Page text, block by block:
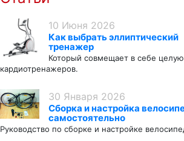
10 Июня 2026
Как выбрать эллиптический
тренажер
Который совмещает в себе
кардиотренажеров.
30 Января 2026
Сборка и настройка
самостоятельно
Руководство по сборке и настройке